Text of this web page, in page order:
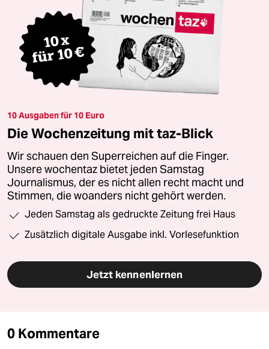
10 Ausgaben für 10 Euro
Die Wochenzeitung mit taz-Blick
Wir schauen den Superreichen auf die Finger.
Unsere wochentaz bietet jeden Samstag
Journalismus, der es nicht allen recht macht und
Stimmen, die woanders nicht gehört werden.
Jeden Samstag als gedruckte Zeitung frei Haus
Zusätzlich digitale Ausgabe inkl. Vorlesefunktion
Jetzt kennenlernen
0 Kommentare